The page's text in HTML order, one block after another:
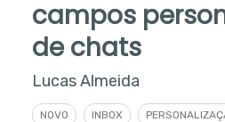
campos
de chats
Lucas Almeida
NOVO INBOX